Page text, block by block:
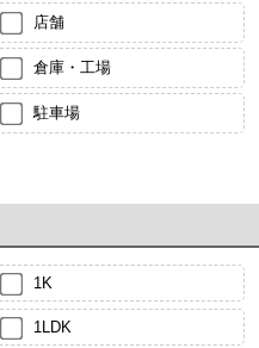
店舗
倉庫・工場
駐車場
1K
1LDK